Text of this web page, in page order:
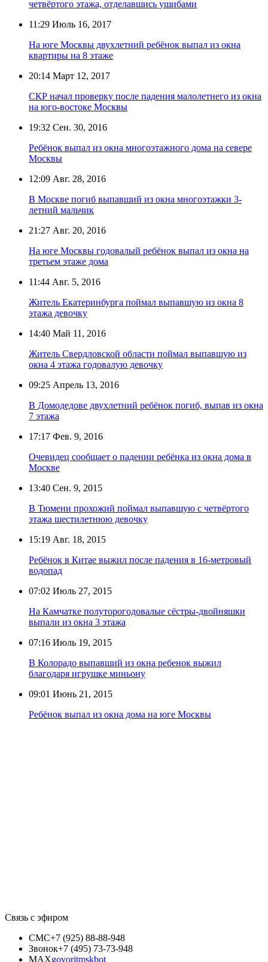
четвёртого этажа, отделавшись ушибами
11:29 Июль 16, 2017
На юге Москвы двухлетний ребёнок выпал из окна
квартиры на 8 этаже
20:14 Март 12, 2017
СКР начал проверку после падения малолетнего из окна
на юго-востоке Москвы
19:32 Сен. 30, 2016
Ребёнок выпал из окна многоэтажного дома на севере
Москвы
12:09 Авг. 28, 2016
В Москве погиб выпавший из окна многоэтажки 3-
летний мальчик
21:27 Авг. 20, 2016
На юге Москвы годовалый ребёнок выпал из окна на
третьем этаже дома
11:44 Авг. 5, 2016
Житель Екатеринбурга поймал выпавшую из окна 8
этажа девочку
14:40 Май 11, 2016
Житель Свердловской области поймал выпавшую из
окна 4 этажа годовалую девочку
09:25 Апрель 13, 2016
В Домодедове двухлетний ребёнок погиб, выпав из окна
7 этажа
17:17 Фев. 9, 2016
Очевидец сообщает о падении ребёнка из окна дома в
Москве
13:40 Сен. 9, 2015
В Тюмени прохожий поймал выпавшую с четвёртого
этажа шестилетнюю девочку
15:19 Авг. 18, 2015
Ребёнок в Китае выжил после падения в 16-метровый
водопад
07:02 Июль 27, 2015
На Камчатке полуторогодовалые сёстры-двойняшки
выпали из окна 3 этажа
07:16 Июль 19, 2015
В Колорадо выпавший из окна ребенок выжил
благодаря игрушке миньону
09:01 Июнь 21, 2015
Ребёнок выпал из окна дома на юге Москвы
Связь с эфиром
СМС+7 (925) 88-88-948
Звонок+7 (495) 73-73-948
MAXgovoritmskbot